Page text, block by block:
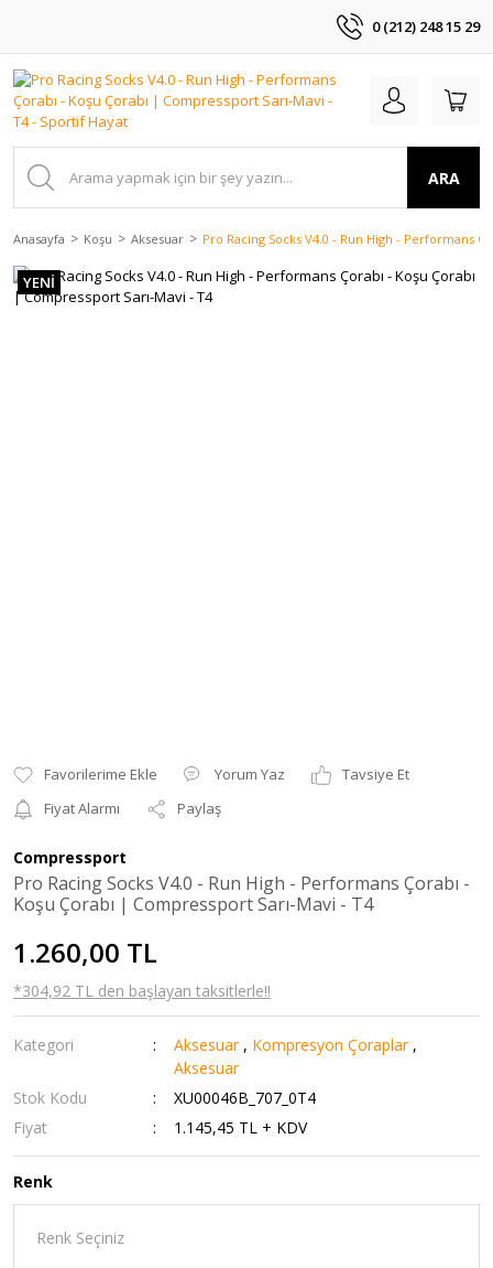
0 (212) 248 15 29
ARA
Anasayfa Koşu Aksesuar Pro Racing Socks V4.0 - Run High - Performans
YENİ
Yorum Yaz
Tavsiye Et
Fiyat Alarmı
Paylaş
Compressport
Pro Racing Socks V4.0 - Run High - Performans Çorabı -
Koşu Çorabı | Compressport Sarı-Mavi - T4
1.260,00 TL
*304,92 TL den başlayan taksitlerle!!
Kategori Aksesuar , Kompresyon Çoraplar ,
Aksesuar
Stok Kodu
XU00046B_707_0T4
Fiyat
1.145,45 TL + KDV
Renk